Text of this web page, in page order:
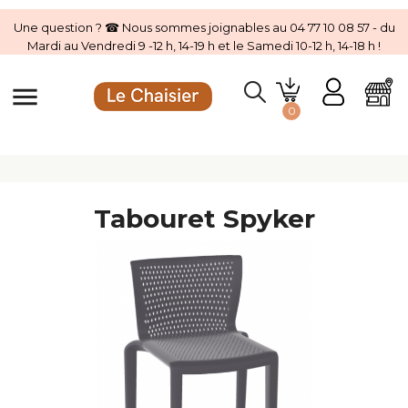
Une question ? ☎ Nous sommes joignables au 04 77 10 08 57 - du
Mardi au Vendredi 9 -12 h, 14-19 h et le Samedi 10-12 h, 14-18 h !
menu 0
Tabouret Spyker